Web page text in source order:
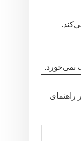
نمی‌خورد.
راهنمای